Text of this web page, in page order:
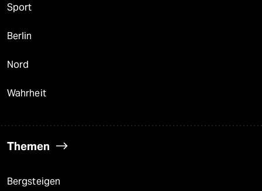
Sport
Berlin
Nord
Wahrheit
Themen
Bergsteigen